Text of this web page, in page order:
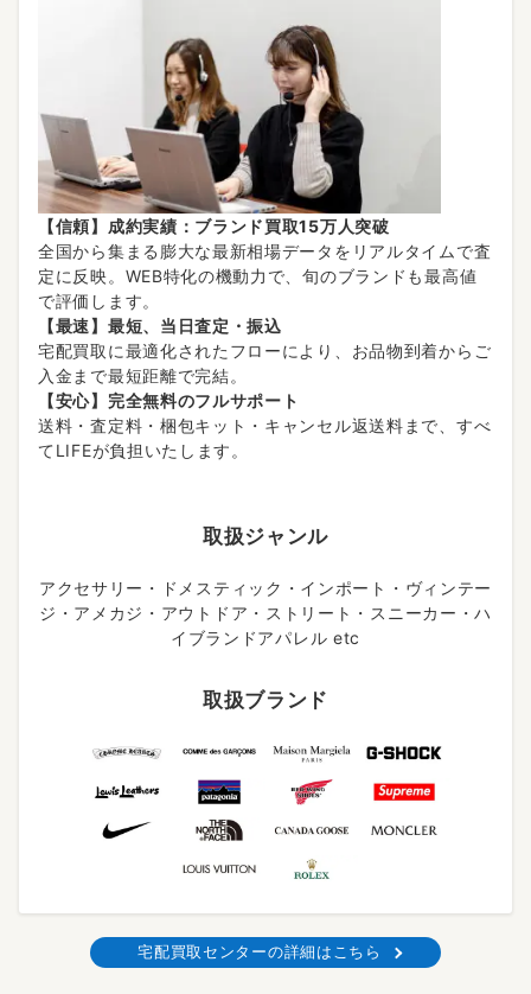
【信頼】成約実績：ブランド買取15万人突破
全国から集まる膨大な最新相場データをリアルタイムで査
定に反映。WEB特化の機動力で、旬のブランドも最高値
で評価します。
【最速】最短、当日査定・振込
宅配買取に最適化されたフローにより、お品物到着からご
入金まで最短距離で完結。
【安心】完全無料のフルサポート
送料・査定料・梱包キット・キャンセル返送料まで、すべ
てLIFEが負担いたします。
取扱ジャンル
アクセサリー・ドメスティック・インポート・ヴィンテー
ジ・アメカジ・アウトドア・ストリート・スニーカー・ハ
イブランドアパレル etc
取扱ブランド
宅配買取センターの詳細はこちら